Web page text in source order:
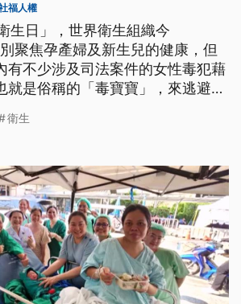
福人權
生日」，世界衛生組織今
聚焦孕產婦及新生兒的健康，但
有不少涉及司法案件的女性毒犯藉
就是俗稱的「毒寶寶」，來逃避服
衛生